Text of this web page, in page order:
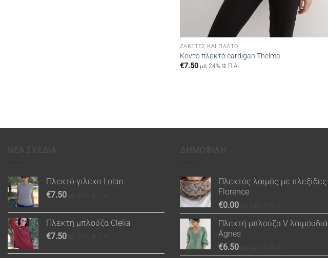
ΖΑΚΈΤΕΣ ΚΑΙ ΠΑΛΤΌ
Κοντό πλεκτό cardigan Thelma
€7.50 με 24% Φ.Π.Α.
Πλεκτό γιλέκο Lolan
€7.50
Πλεκτή μπλούζα Clelia
€7.50
Πλεκτός λαιμός με πλεξίδες
Florence
€0.00
Πλεκτή μπλούζα V λαιμουδιά
Agnes
€6.50